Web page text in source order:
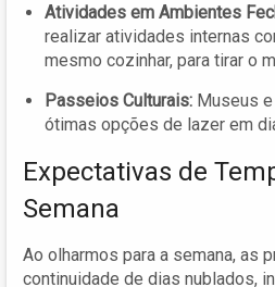
Atividades em Ambientes
realizar atividades internas
mesmo cozinhar, para tirar o
Passeios Culturais: Museus
ótimas opções de lazer em
Expectativas de
Semana
Ao olharmos para a semana, as
continuidade de dias nublados,